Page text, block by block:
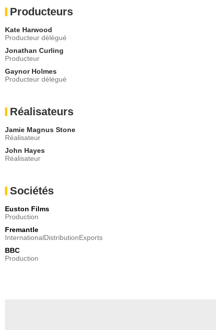
Producteurs
Kate Harwood
Producteur délégué
Jonathan Curling
Producteur
Gaynor Holmes
Producteur délégué
Réalisateurs
Jamie Magnus Stone
Réalisateur
John Hayes
Réalisateur
Sociétés
Euston Films
Production
Fremantle
InternationalDistributionExports
BBC
Production